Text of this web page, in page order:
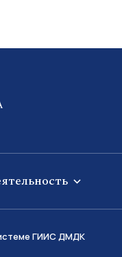
ГИИС ДМДК